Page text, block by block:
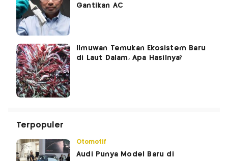
Gantikan AC
Ilmuwan Temukan Ekosistem Baru
di Laut Dalam, Apa Hasilnya?
Terpopuler
Otomotif
Audi Punya Model Baru di